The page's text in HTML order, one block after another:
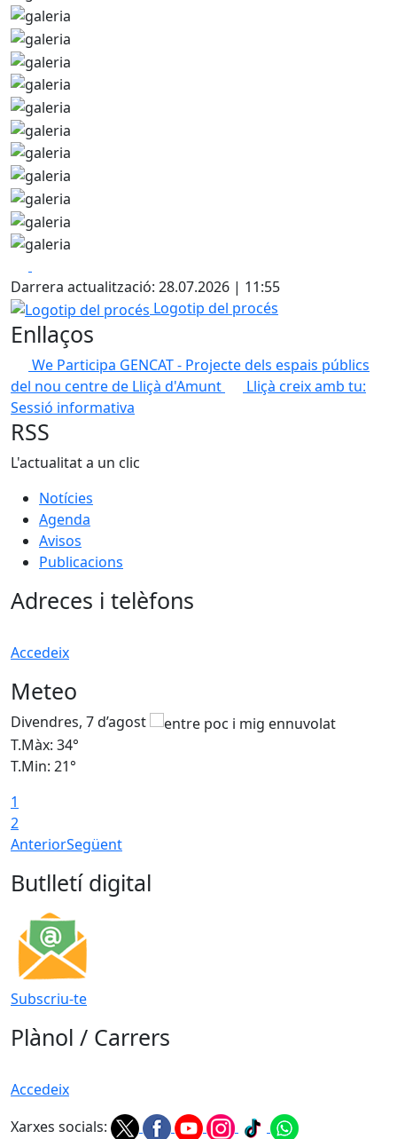
Darrera actualització: 28.07.2026 | 11:55
Logotip del procés
Logotip del procés
Enllaços
We Participa GENCAT - Projecte dels espais públics
del nou centre de Lliçà d'Amunt
Lliçà creix amb tu:
Sessió informativa
RSS
L'actualitat a un clic
Notícies
Agenda
Avisos
Publicacions
Adreces i telèfons
Accedeix
Meteo
Divendres, 7 d’agost
T.Màx: 34°
T.Min: 21°
1
2
AnteriorSegüent
Butlletí digital
Subscriu-te
Plànol / Carrers
Accedeix
Xarxes socials: